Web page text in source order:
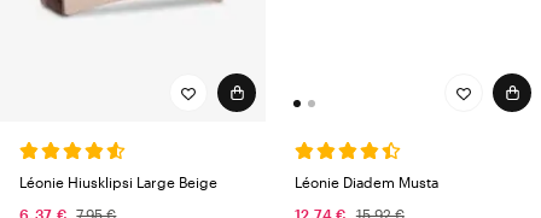
Léonie Hiusklipsi Large Beige
Léonie Diadem Musta
12,74 €
15,92 €